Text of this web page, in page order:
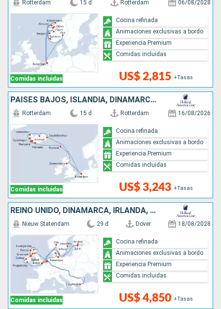
Comidas incluidas
Rotterdam 15 d Rotterdam 06/08/2028
US$ 2,815 +Tasas
Cocina refinada
Animaciones exclusivas a bordo
Experiencia Premium
Comidas incluidas
PAISES BAJOS, ISLANDIA, DINAMARCA, REINO UNIDO
Comidas incluidas
Rotterdam 15 d Rotterdam 16/08/2026
US$ 3,243 +Tasas
Cocina refinada
Animaciones exclusivas a bordo
Experiencia Premium
Comidas incluidas
REINO UNIDO, DINAMARCA, IRLANDA, PAISES BAJOS, FINLANDIA, ESTONIA, NORUEGA, ALEMANIA, TURQUÍA, SUECIA
Comidas incluidas
Nieuw Statendam 29 d Dover 18/08/2028
US$ 4,850 +Tasas
Cocina refinada
Animaciones exclusivas a bordo
Experiencia Premium
Comidas incluidas